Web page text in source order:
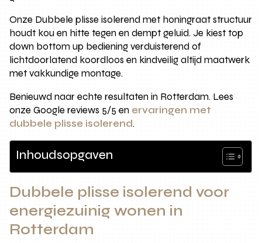
Onze Dubbele plisse isolerend met honingraat structuur
houdt kou en hitte tegen en dempt geluid. Je kiest top
down bottom up bediening verduisterend of
lichtdoorlatend koordloos en kindveilig altijd maatwerk
met vakkundige montage.
Benieuwd naar echte resultaten in Rotterdam. Lees
onze Google reviews 5/5 en ervaringen met
dubbele plisse isolerend.
Inhoudsopgaven
Dubbele plisse isolerend voor
energiezuinig wonen in
Rotterdam